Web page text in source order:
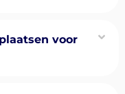
voor